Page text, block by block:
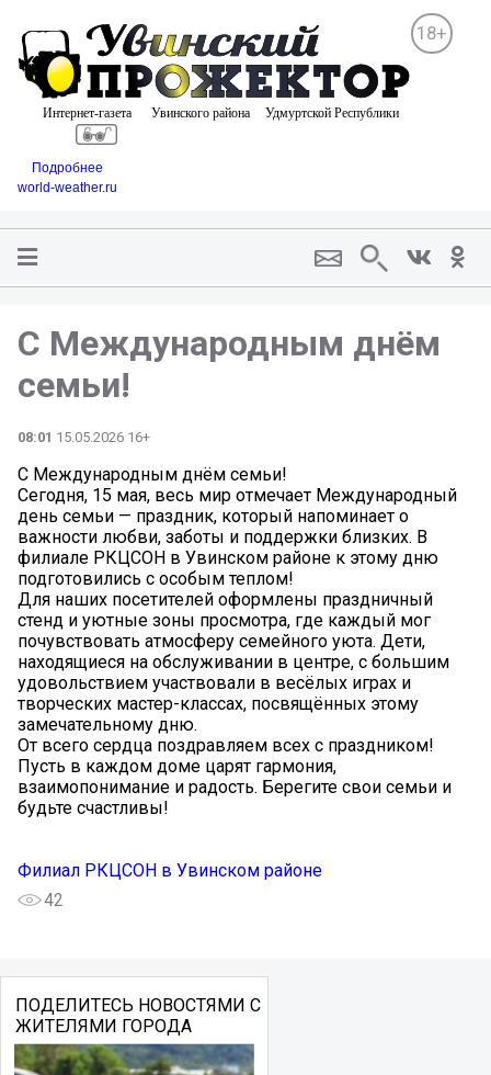
18+
Подробнее
world-weather.ru
С Международным днём
семьи!
08:01 15.05.2026 16+
С Международным днём семьи!
Сегодня, 15 мая, весь мир отмечает Международный
день семьи — праздник, который напоминает о
важности любви, заботы и поддержки близких. В
филиале РКЦСОН в Увинском районе к этому дню
подготовились с особым теплом!
Для наших посетителей оформлены праздничный
стенд и уютные зоны просмотра, где каждый мог
почувствовать атмосферу семейного уюта. Дети,
находящиеся на обслуживании в центре, с большим
удовольствием участвовали в весёлых играх и
творческих мастер-классах, посвящённых этому
замечательному дню.
От всего сердца поздравляем всех с праздником!
Пусть в каждом доме царят гармония,
взаимопонимание и радость. Берегите свои семьи и
будьте счастливы!
Филиал РКЦСОН в Увинском районе
42
ПОДЕЛИТЕСЬ НОВОСТЯМИ С
ЖИТЕЛЯМИ ГОРОДА